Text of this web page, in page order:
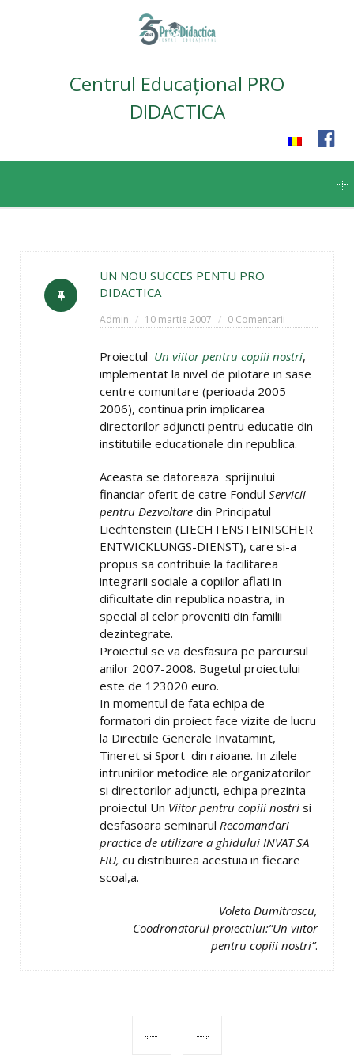
Centrul Educațional PRO
DIDACTICA
content
UN NOU SUCCES PENTU PRO
DIDACTICA
Admin 10 martie 2007 0 Comentarii
Proiectul Un viitor pentru copiii nostri,
implementat la nivel de pilotare in sase
centre comunitare (perioada 2005-
2006), continua prin implicarea
directorilor adjuncti pentru educatie din
institutiile educationale din republica.
Aceasta se datoreaza sprijinului
financiar oferit de catre Fondul Servicii
pentru Dezvoltare din Principatul
Liechtenstein (LIECHTENSTEINISCHER
ENTWICKLUNGS-DIENST), care si-a
propus sa contribuie la facilitarea
integrarii sociale a copiilor aflati in
dificultate din republica noastra, in
special al celor proveniti din familii
dezintegrate.
Proiectul se va desfasura pe parcursul
anilor 2007-2008. Bugetul proiectului
este de 123020 euro.
In momentul de fata echipa de
formatori din proiect face vizite de lucru
la Directiile Generale Invatamint,
Tineret si Sport din raioane. In zilele
intrunirilor metodice ale organizatorilor
si directorilor adjuncti, echipa prezinta
proiectul Un Viitor pentru copiii nostri si
desfasoara seminarul Recomandari
practice de utilizare a ghidului INVAT SA
FIU, cu distribuirea acestuia in fiecare
scoal,a.
Voleta Dumitrascu,
Coodronatorul proiectilui:”Un viitor
pentru copiii nostri”.